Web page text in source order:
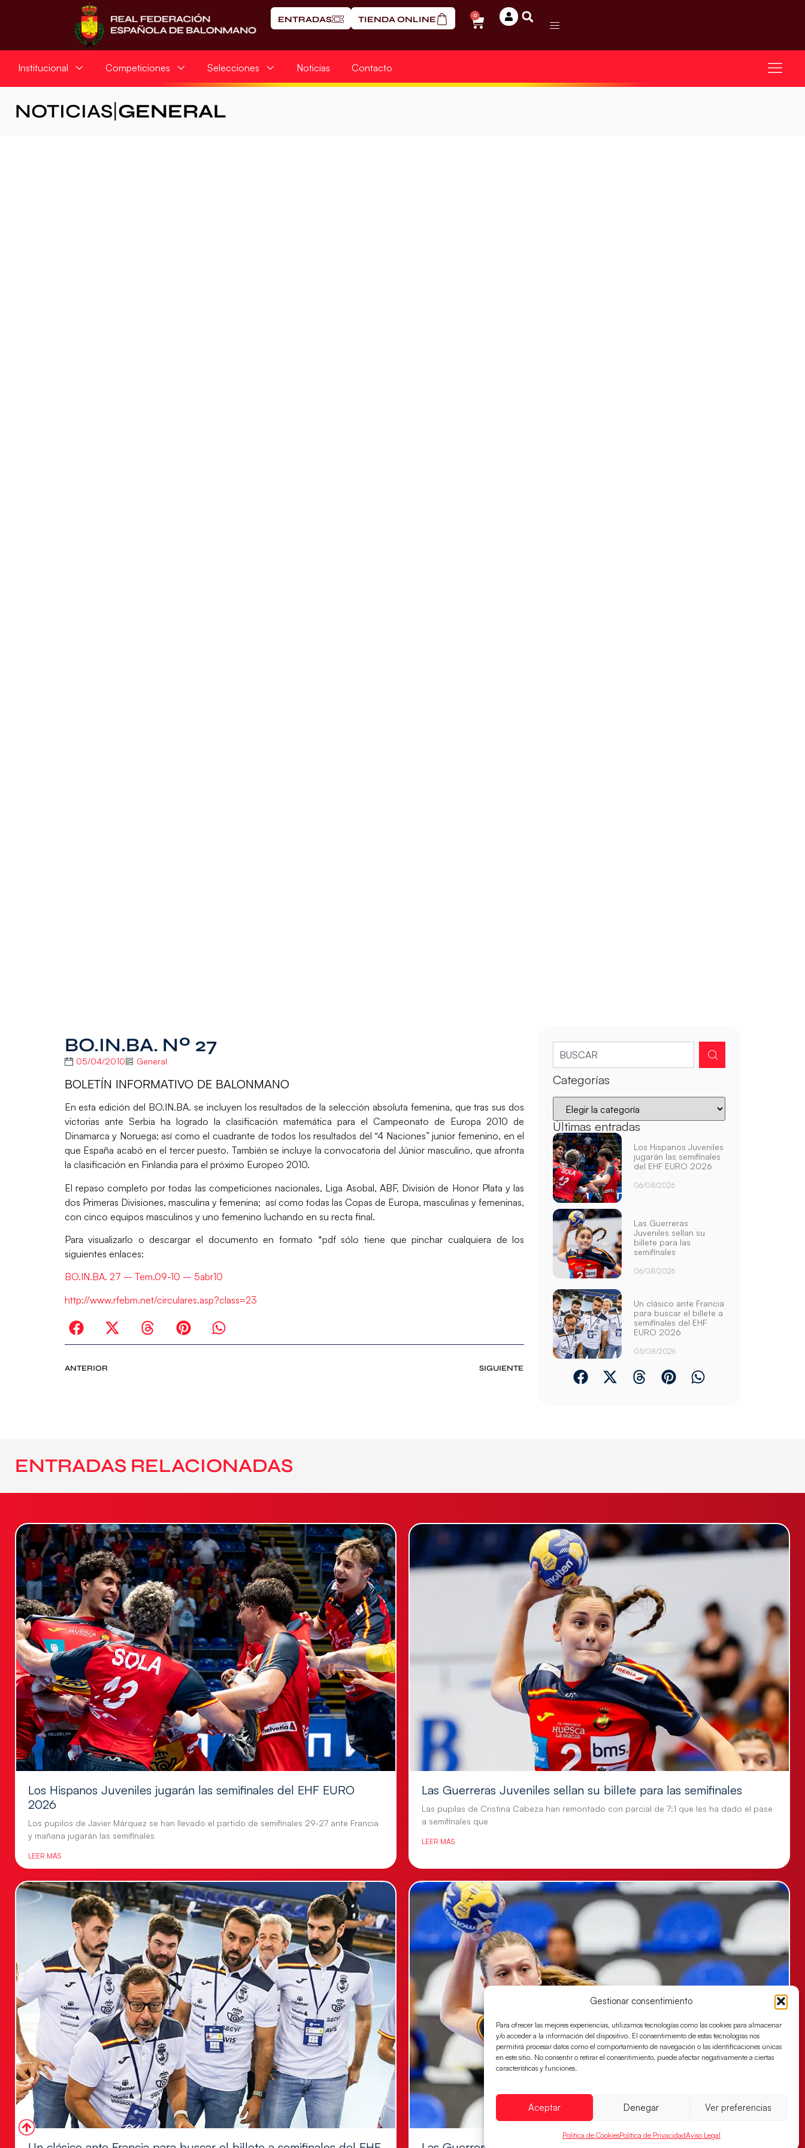
Gestionar consentimiento
Para ofrecer las mejores experiencias, utilizamos tecnologías como las cookies para almacenar
y/o acceder a la información del dispositivo. El consentimiento de estas tecnologías nos
permitirá procesar datos como el comportamiento de navegación o las identificaciones únicas
en este sitio. No consentir o retirar el consentimiento, puede afectar negativamente a ciertas
características y funciones.
Aceptar Denegar Ver preferencias
Política de CookiesPolítica de PrivacidadAviso Legal
ENTRADAS TIENDA ONLINE 0
Institucional Competiciones Selecciones Noticias Contacto
NOTICIAS GENERAL
BO.IN.BA. Nº 27
05/04/2010 General
BOLETÍN INFORMATIVO DE BALONMANO
En esta edición del BO.IN.BA. se incluyen los resultados de la selección absoluta femenina, que tras sus dos
victorias ante Serbia ha logrado la clasificación matemática para el Campeonato de Europa 2010 de
Dinamarca y Noruega; así como el cuadrante de todos los resultados del “4 Naciones” junior femenino, en el
que España acabó en el tercer puesto. También se incluye la convocatoria del Júnior masculino, que afronta
la clasificación en Finlandia para el próximo Europeo 2010.
El repaso completo por todas las competiciones nacionales, Liga Asobal, ABF, División de Honor Plata y las
dos Primeras Divisiones, masculina y femenina; así como todas las Copas de Europa, masculinas y femeninas,
con cinco equipos masculinos y uno femenino luchando en su recta final.
Para visualizarlo o descargar el documento en formato *pdf sólo tiene que pinchar cualquiera de los
siguientes enlaces:
BO.IN.BA. 27 – Tem.09-10 – 5abr10
http://www.rfebm.net/circulares.asp?class=23
ANTERIOR SIGUIENTE
Categorías
Últimas entradas
Los Hispanos Juveniles
jugarán las semifinales
del EHF EURO 2026
06/08/2026
Las Guerreras
Juveniles sellan su
billete para las
semifinales
06/08/2026
Un clásico ante Francia
para buscar el billete a
semifinales del EHF
EURO 2026
05/08/2026
ENTRADAS RELACIONADAS
Los Hispanos Juveniles jugarán las semifinales del EHF EURO
2026
Los pupilos de Javier Márquez se han llevado el partido de semifinales 29-27 ante Francia
y mañana jugarán las semifinales
LEER MÁS
Las Guerreras Juveniles sellan su billete para las semifinales
Las pupilas de Cristina Cabeza han remontado con parcial de 7:1 que les ha dado el pase
a semifinales que
LEER MÁS